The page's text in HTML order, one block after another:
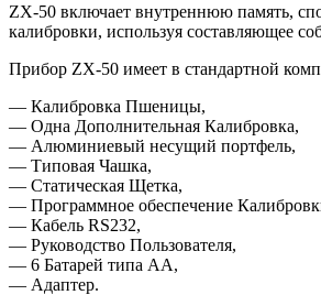
ZX-50 включает внутреннюю память,
калибровки, используя составляющее
Прибор ZX-50 имеет в стандартной
— Калибровка Пшеницы,
— Одна Дополнительная Калибровка,
— Алюминиевый несущий портфель,
— Типовая Чашка,
— Статическая Щетка,
— Программное обеспечение
— Кабель RS232,
— Руководство Пользователя,
— 6 Батарей типа АА,
— Адаптер.